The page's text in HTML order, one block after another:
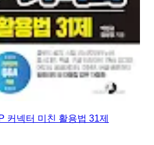
커넥터 미친 활용법 31제